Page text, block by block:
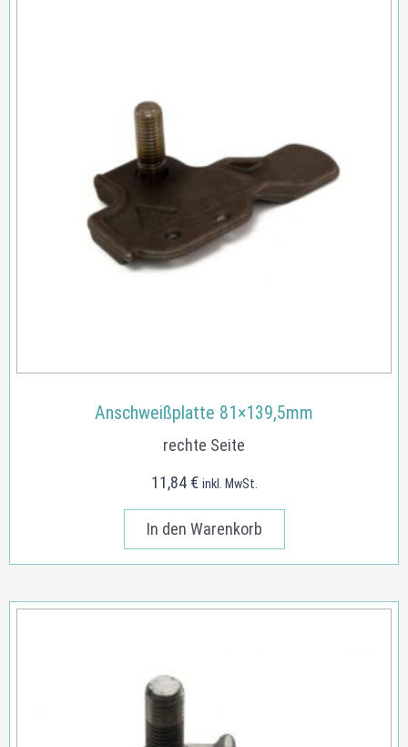
Anschweißplatte 81×139,5mm
rechte Seite
11,84 € inkl. MwSt.
In den Warenkorb